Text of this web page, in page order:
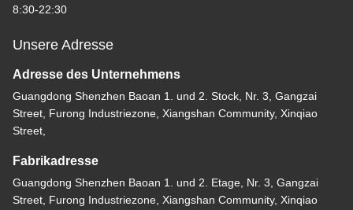
8:30-22:30
Unsere Adresse
Adresse des Unternehmens
Guangdong Shenzhen Baoan 1. und 2. Stock, Nr. 3, Gangzai
Street, Furong Industriezone, Xiangshan Community, Xinqiao
Street,
Fabrikadresse
Guangdong Shenzhen Baoan 1. und 2. Etage, Nr. 3, Gangzai
Street, Furong Industriezone, Xiangshan Community, Xinqiao